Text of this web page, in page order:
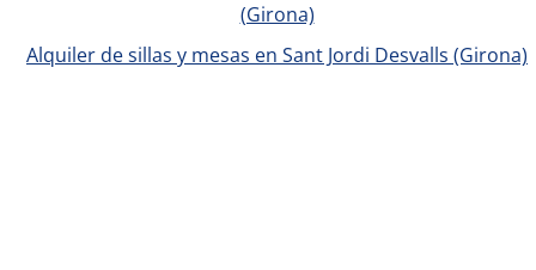
(Girona)
Alquiler de sillas y mesas en Sant Jordi Desvalls (Girona)